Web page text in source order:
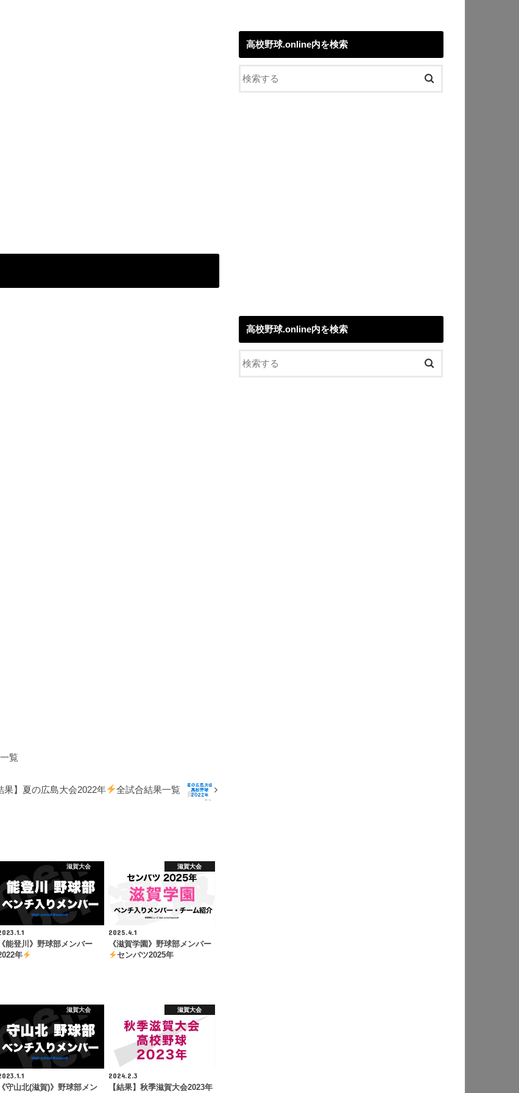
覧
果】夏の広島大会2022年 全試合結果一覧
滋賀大会
《能登川》野球部メンバー
年
滋賀大会
2025.4.1
《滋賀学園》野球部メンバー
センバツ2025年
滋賀大会
《守山北(滋賀)》野球部メン
滋賀大会
2024.2.3
【結果】秋季滋賀大会2023年
高校野球.online内を検索
高校野球.online内を検索